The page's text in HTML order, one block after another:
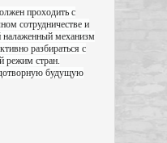
проходить с
сотрудничестве и
налаженный механизм
разбираться с
режим стран.
будущую